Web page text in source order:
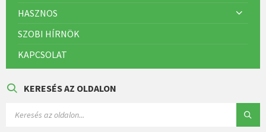
HASZNOS
SZOBI HÍRNÖK
KAPCSOLAT
KERESÉS AZ OLDALON